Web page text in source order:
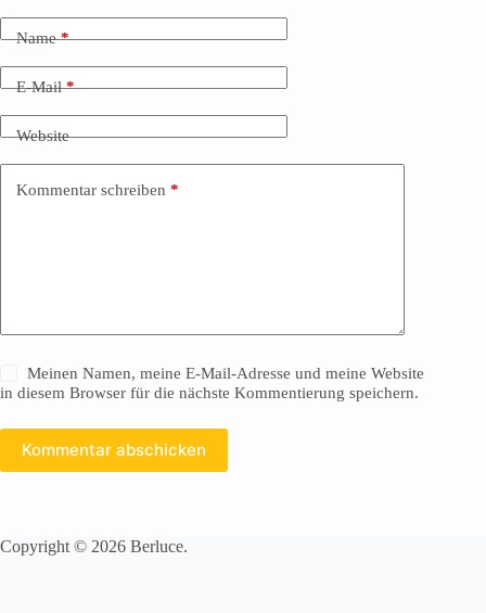
Name*
E-Mail*
Website
Kommentar schreiben *
Meinen Namen, meine E-Mail-Adresse und meine Website
in diesem Browser für die nächste Kommentierung speichern.
Kommentar abschicken
Copyright © 2026 Berluce.